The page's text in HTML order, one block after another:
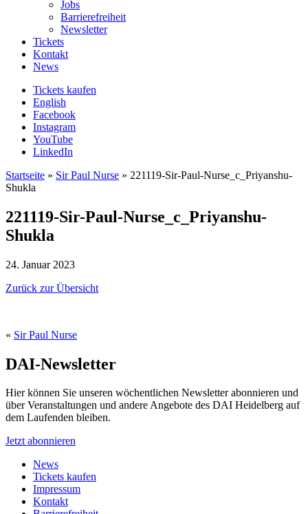
Jobs
Barrierefreiheit
Newsletter
Tickets
Kontakt
News
Tickets kaufen
English
Facebook
Instagram
YouTube
LinkedIn
Startseite » Sir Paul Nurse » 221119-Sir-Paul-Nurse_c_Priyanshu-
Shukla
221119-Sir-Paul-Nurse_c_Priyanshu-
Shukla
24. Januar 2023
Zurück zur Übersicht
« Sir Paul Nurse
DAI-Newsletter
Hier können Sie unseren wöchentlichen Newsletter abonnieren und
über Veranstaltungen und andere Angebote des DAI Heidelberg auf
dem Laufenden bleiben.
Jetzt abonnieren
News
Tickets kaufen
Impressum
Kontakt